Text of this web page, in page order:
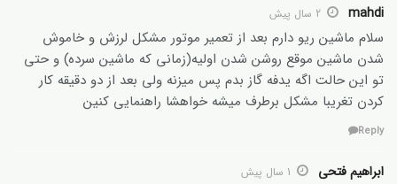
mahdi 2 سال پیش
سلام ماشین ریو دارم بعد از تعمیر موتور مشکل لرزش و خاموش
شدن ماشین موقع روشن شدن اولیه(زمانی که ماشین سرده) و حتی
تو این حالت اگه یدفه گاز بدم پس میزنه ولی بعد از دو دقیقه کار
کردن تغریبا مشکل برطرف میشه خواهشا راهنمایی کنین
Reply
ابراهیم فتحی 1 سال پیش